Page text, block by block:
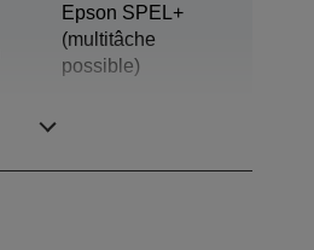
Epson SPEL+
(multitâche
possible)